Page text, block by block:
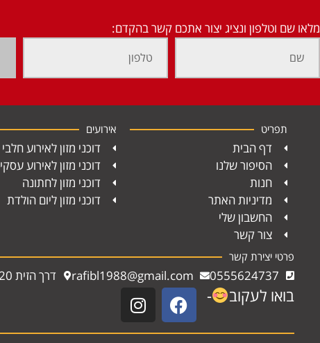
מלאו שם וטלפון ונציג יצור אתכם קשר בהקדם:
תפריט
דף הבית
הסיפור שלנו
חנות
מדיניות האתר
החשבון שלי
צור קשר
אירועים
דוכני מזון לאירוע חלבי
דוכני מזון לאירוע עסקי
דוכני מזון לחתונה
דוכני מזון ליום הולדת
פרטי יצירת קשר
0555624737
rafibl1988@gmail.com דרך הזית 20 מושב בן שמן
בואו לעקוב -